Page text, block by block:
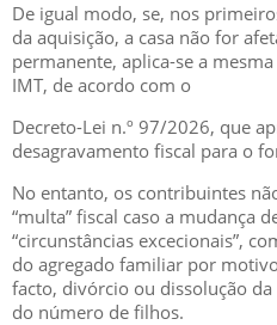
De igual modo, se, nos
da aquisição, a casa não for
permanente, aplica-se a
IMT, de acordo com o
Decreto-Lei n.º 97/2026, que
desagravamento fiscal para o
No entanto, os contribuintes
“multa” fiscal caso a mudança
“circunstâncias excecionais”,
do agregado familiar por
facto, divórcio ou dissolução
do número de filhos.